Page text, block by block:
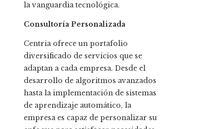
la vanguardia tecnológica.
Consultoría Personalizada
Centria ofrece un portafolio
diversificado de servicios que se
adaptan a cada empresa. Desde el
desarrollo de algoritmos avanzados
hasta la implementación de sistemas
de aprendizaje automático, la
empresa es capaz de personalizar su